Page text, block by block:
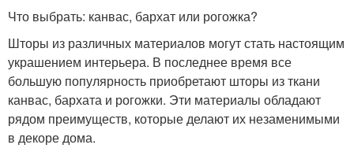
интерьеру
Шикарные шторы
Идеи для шикарных
штор
Шторы в зал
Что выбрать: канвас, бархат или рогожка?
Шторы из различных материалов могут стать настоящим
украшением интерьера. В последнее время все
большую популярность приобретают шторы из ткани
канвас, бархата и рогожки. Эти материалы обладают
рядом преимуществ, которые делают их незаменимыми
в декоре дома.